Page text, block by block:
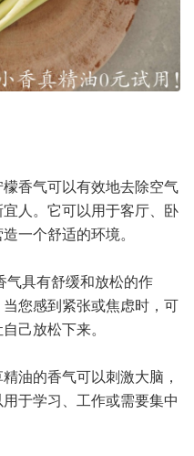
香气可以有效地去除空气
人。它可以用于客厅、卧
一个舒适的环境。
气具有舒缓和放松的作
您感到紧张或焦虑时，可
己放松下来。
油的香气可以刺激大脑，
于学习、工作或需要集中